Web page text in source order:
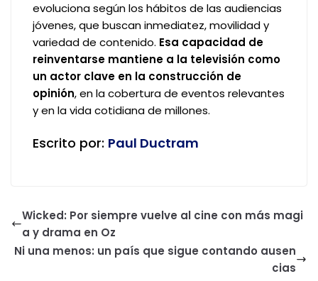
evoluciona según los hábitos de las audiencias
jóvenes, que buscan inmediatez, movilidad y
variedad de contenido. Esa capacidad de
reinventarse mantiene a la televisión como
un actor clave en la construcción de
opinión, en la cobertura de eventos relevantes
y en la vida cotidiana de millones.
Escrito por: Paul Ductram
Wicked: Por siempre vuelve al cine con más magi
a y drama en Oz
Ni una menos: un país que sigue contando ausen
cias